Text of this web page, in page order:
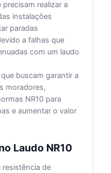
realizar a
instalações
paradas
a falhas que
com um laudo
buscam garantir a
moradores,
NR10 para
e aumentar o valor
Laudo NR10
resistência de